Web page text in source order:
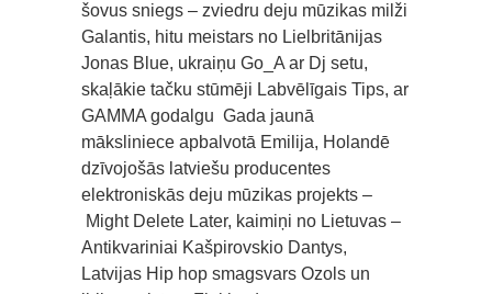
šovus sniegs – zviedru deju mūzikas milži
Galantis, hitu meistars no Lielbritānijas
Jonas Blue, ukraiņu Go_A ar Dj setu,
skaļākie tačku stūmēji Labvēlīgais Tips, ar
GAMMA godalgu Gada jaunā
māksliniece apbalvotā Emilija, Holandē
dzīvojošās latviešu producentes
elektroniskās deju mūzikas projekts –
Might Delete Later, kaimiņi no Lietuvas –
Antikvariniai Kašpirovskio Dantys,
Latvijas Hip hop smagsvars Ozols un